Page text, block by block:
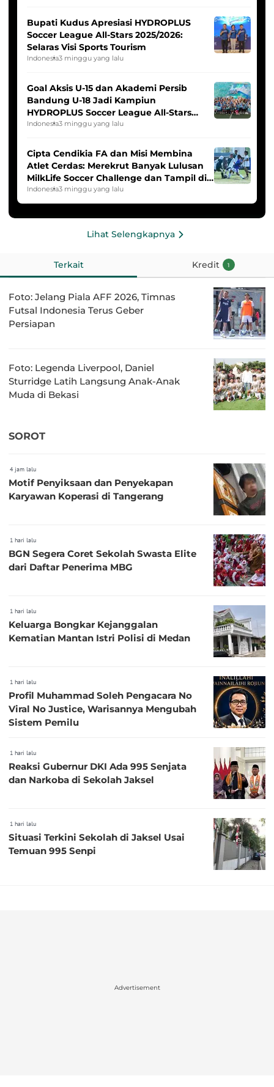
Bupati Kudus Apresiasi HYDROPLUS
Soccer League All-Stars 2025/2026:
Selaras Visi Sports Tourism
Indonesia3 minggu yang lalu
Goal Aksis U-15 dan Akademi Persib
Bandung U-18 Jadi Kampiun
HYDROPLUS Soccer League All-Stars
2025/2026
Indonesia3 minggu yang lalu
Cipta Cendikia FA dan Misi Membina
Atlet Cerdas: Merekrut Banyak Lulusan
MilkLife Soccer Challenge dan Tampil di
HYDROPLUS Soccer League
Indonesia3 minggu yang lalu
Lihat Selengkapnya
Terkait Kredit 1
Foto: Jelang Piala AFF 2026, Timnas
Futsal Indonesia Terus Geber
Persiapan
Foto: Legenda Liverpool, Daniel
Sturridge Latih Langsung Anak-Anak
Muda di Bekasi
SOROT
4 jam lalu
Motif Penyiksaan dan Penyekapan
Karyawan Koperasi di Tangerang
1 hari lalu
BGN Segera Coret Sekolah Swasta Elite
dari Daftar Penerima MBG
1 hari lalu
Keluarga Bongkar Kejanggalan
Kematian Mantan Istri Polisi di Medan
1 hari lalu
Profil Muhammad Soleh Pengacara No
Viral No Justice, Warisannya Mengubah
Sistem Pemilu
1 hari lalu
Reaksi Gubernur DKI Ada 995 Senjata
dan Narkoba di Sekolah Jaksel
1 hari lalu
Situasi Terkini Sekolah di Jaksel Usai
Temuan 995 Senpi
Advertisement